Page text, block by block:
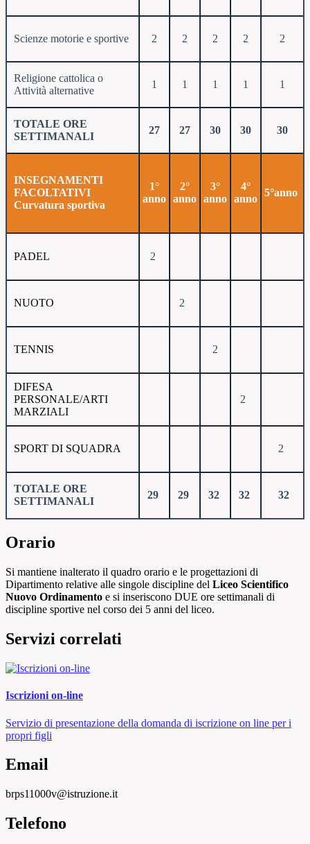
Scienze motorie e sportive 2 2 2 2 2
Religione cattolica o
Attività alternative
1 1 1 1 1
TOTALE ORE
SETTIMANALI
27 27 30 30 30
INSEGNAMENTI
FACOLTATIVI
Curvatura sportiva
1°
anno
2°
anno
3°
anno
4°
anno
5°anno
PADEL 2
NUOTO 2
TENNIS 2
DIFESA
PERSONALE/ARTI
MARZIALI
2
SPORT DI SQUADRA 2
TOTALE ORE
SETTIMANALI
29 29 32 32 32
Orario
Si mantiene inalterato il quadro orario e le progettazioni di
Dipartimento relative alle singole discipline del Liceo Scientifico
Nuovo Ordinamento e si inseriscono DUE ore settimanali di
discipline sportive nel corso dei 5 anni del liceo.
Servizi correlati
Iscrizioni on-line
Servizio di presentazione della domanda di iscrizione on line per i
propri figli
Email
brps11000v@istruzione.it
Telefono